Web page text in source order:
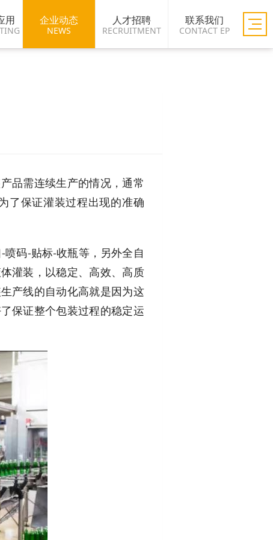
用 企业动态
NEWS
人才招聘
RECRUITMENT
联系我们
CONTACT EP
品需连续生产的情况，通常
了保证灌装过程出现的准确
码-贴标-收瓶等，另外全自
灌装，以稳定、高效、高质
产线的自动化高就是因为这
保证整个包装过程的稳定运